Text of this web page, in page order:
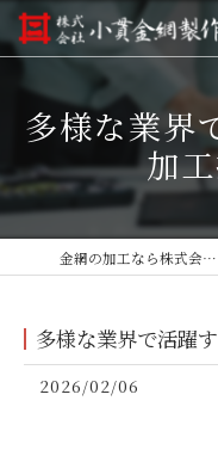
多様な業界
加
金網の加工なら株式会社小貫金網製作所
多様な業界で活躍
2026/02/06